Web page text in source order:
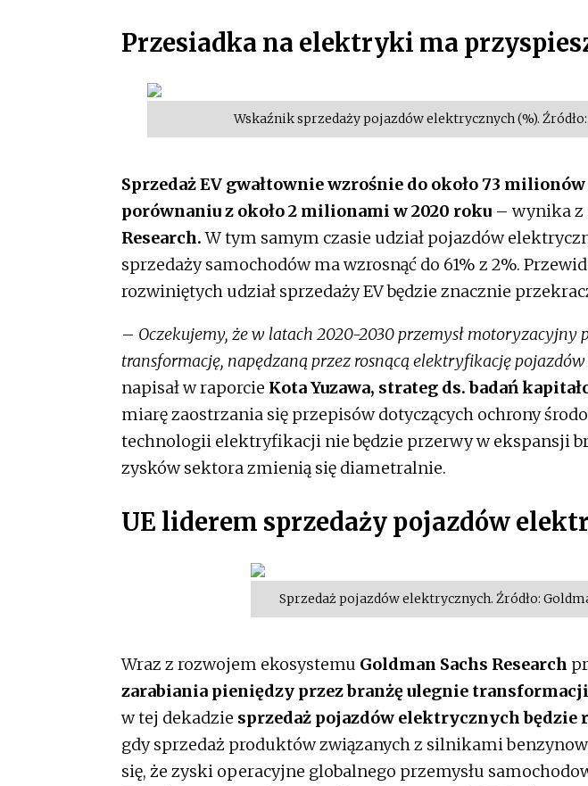
Przesiadka na elektryki ma
Wskaźnik sprzedaży pojazdów elektrycznych (%).
Sprzedaż EV gwałtownie wzrośnie do około 73
porównaniu z około 2 milionami w 2020 roku – wynika z
Research.W tym samym czasie udział pojazdów
sprzedaży samochodów ma wzrosnąć do 61% z 2%.
rozwiniętych udział sprzedaży EV będzie znacznie
– Oczekujemy, że w latach 2020-2030 przemysł motoryzacyjny
transformację, napędzaną przez rosnącą elektryfikację
napisał w raporcie Kota Yuzawa, strateg ds. badań
miarę zaostrzania się przepisów dotyczących ochrony
technologii elektryfikacji nie będzie przerwy w ekspansji
zysków sektora zmienią się diametralnie.
UE liderem sprzedaży pojazdów
Sprzedaż pojazdów elektrycznych. Źródło:
Wraz z rozwojem ekosystemu Goldman Sachs Research
zarabiania pieniędzy przez branżę ulegnie
w tej dekadzie sprzedaż pojazdów elektrycznych będzie
gdy sprzedaż produktów związanych z silnikami
się, że zyski operacyjne globalnego przemysłu